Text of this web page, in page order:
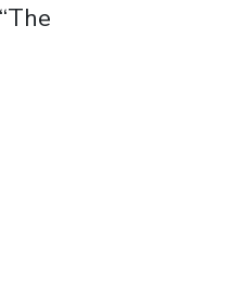
piano tuvieron